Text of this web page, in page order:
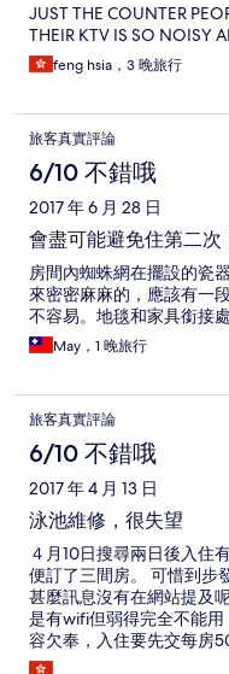
JUST THE COUNTER
THEIR KTV IS SO NOISY
feng hsia，3 晚旅行
旅客真實評論
6/10 不錯哦
2017 年 6 月 28 日
會盡可能避免住第二次
房間內蜘蛛網在擺設的瓷
來密密麻麻的，應該有一
不容易。地毯和家具銜接處
May，1 晚旅行
旅客真實評論
6/10 不錯哦
2017 年 4 月 13 日
泳池維修，很失望
４月10日搜尋兩日後入住
便訂了三間房。 可惜到步
甚麼訊息沒有在網站提及
是有wifi但弱得完全不能
容欠奉，入住要先交每房
淨，水夠猛 楼下中菜廳點